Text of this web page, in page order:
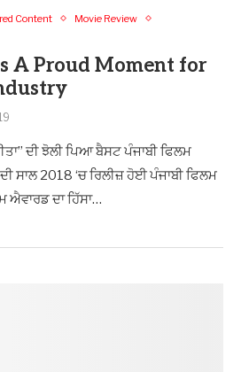
Content
Movie Review
A Proud Moment for
ਦੀ ਝੋਲੀ ਪਿਆ ਬੈਸਟ ਪੰਜਾਬੀ ਫਿਲਮ
ਸਾਲ 2018 ‘ਚ ਰਿਲੀਜ਼ ਹੋਈ ਪੰਜਾਬੀ ਫਿਲਮ
ਐਵਾਰਡ ਦਾ ਹਿੱਸਾ…